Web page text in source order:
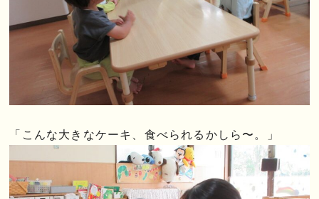
「こんな大きなケーキ、食べられるかしら〜。」